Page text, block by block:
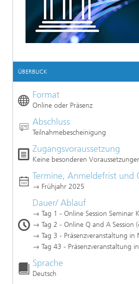
ÜBERBLICK
Format
Online oder Präsenz
Abschluss
Teilnahmebescheinigung
Zugangsvoraussetzung
Keine besonderen
Termine, Anmeldefrist und
→ Frühjahr 2025
Dauer/ Ablauf
→ Tag 1 - Online Session Seminar
→ Tag 2 - Online Q and A Session
→ Tag 3 - Präsenzveranstaltung in
Sprache
Deutsch